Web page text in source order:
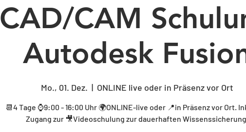
CAD/CAM
Autodesk
Mo., 01. Dez.
  |
ONLINE live oder in Präsenz vor Ort
📆4 Tage ⌚9:00 - 16:00 Uhr 🌍ONLINE-live oder 📍in Präsenz vor Ort.
Zugang zur 🎥Videoschulung zur dauerhaften